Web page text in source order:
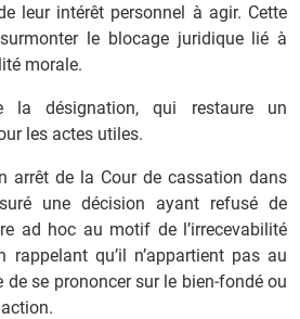
leur intérêt personnel à agir. Cette
le blocage juridique lié à
morale.
la désignation, qui restaure un
les actes utiles.
arrêt de la Cour de cassation dans
une décision ayant refusé de
ad hoc au motif de l’irrecevabilité
rappelant qu’il n’appartient pas au
se prononcer sur le bien‑fondé ou